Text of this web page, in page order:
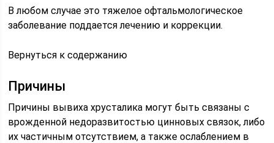
В любом случае это тяжелое офтальмологическое
заболевание поддается лечению и коррекции.
Вернуться к содержанию
Причины
Причины вывиха хрусталика могут быть связаны с
врожденной недоразвитостью цинновых связок, либо
их частичным отсутствием, а также ослаблением в